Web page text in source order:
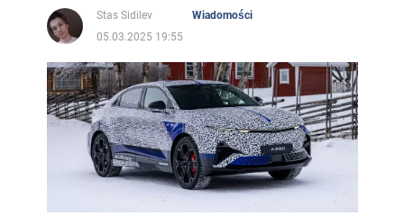
Stas Sidilev
Wiadomości
05.03.2025 19:55